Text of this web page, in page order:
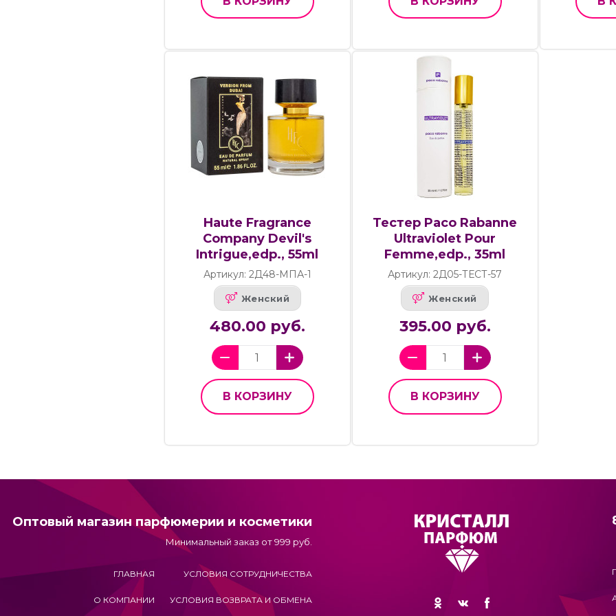
Haute Fragrance
Company Devil's
Intrigue,edp., 55ml
Артикул: 2Д48-МПА-1
Женский
480.00 руб.
В КОРЗИНУ
Тестер Paco Rabanne
Ultraviolet Pour
Femme,edp., 35ml
Артикул: 2Д05-ТЕСТ-57
Женский
395.00 руб.
В КОРЗИНУ
Оптовый магазин парфюмерии и косметики
Минимальный заказ от 999 руб.
ГЛАВНАЯ
О КОМПАНИИ
УСЛОВИЯ СОТРУДНИЧЕСТВА
УСЛОВИЯ ВОЗВРАТА И ОБМЕНА